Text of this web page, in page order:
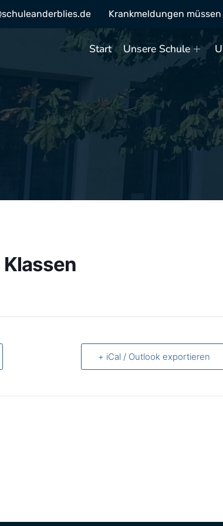
Krankmeldungen
Start Unsere Schule
+ iCal / Outlook exportieren